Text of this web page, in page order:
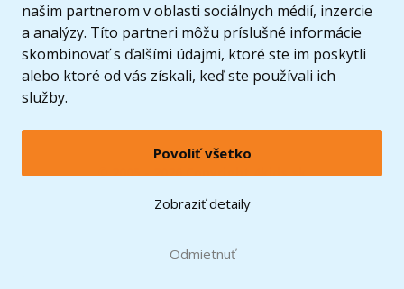
našim partnerom v oblasti sociálnych médií, inzercie
a analýzy. Títo partneri môžu príslušné informácie
skombinovať s ďalšími údajmi, ktoré ste im poskytli
alebo ktoré od vás získali, keď ste používali ich
služby.
Povoliť všetko
Zobraziť detaily
Odmietnuť
© 2005 - 2026 Copyright 4kids.sk
LEGO, logo LEGO a minifigúrka sú ochrannými známkami spoločnosti LEGO Group. ©
2024 The LEGO Group.
Zobraziť verziu pre desktop
Doprava zadarmopri nákupe od